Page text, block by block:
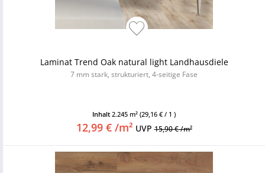
Laminat Trend Oak natural light Landhausdiele
7 mm stark, strukturiert, 4-seitige Fase
Inhalt 2.245 m² (29,16 € / 1 )
12,99 € /m² UVP15,90 € /m²